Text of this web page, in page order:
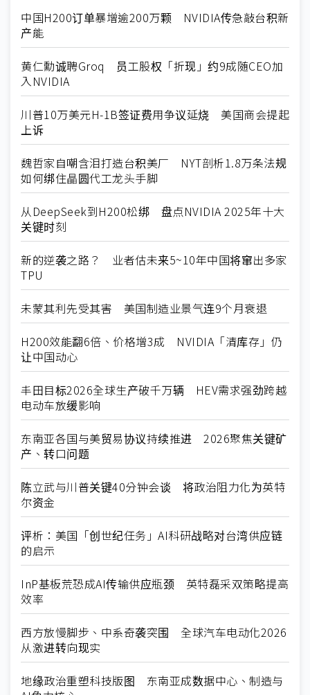
中国H200订单暴增逾200万颗 NVIDIA传急敲台积新
产能
黄仁勳诚聘Groq 员工股权「折现」约9成随CEO加
入NVIDIA
川普10万美元H-1B签证费用争议延烧 美国商会提起
上诉
魏哲家自嘲含泪打造台积美厂 NYT剖析1.8万条法规
如何绑住晶圆代工龙头手脚
从DeepSeek到H200松绑 盘点NVIDIA 2025年十大
关键时刻
新的逆袭之路？ 业者估未来5~10年中国将窜出多家
TPU
未蒙其利先受其害 美国制造业景气连9个月衰退
H200效能翻6倍、价格增3成 NVIDIA「清库存」仍
让中国动心
丰田目标2026全球生产破千万辆 HEV需求强劲跨越
电动车放缓影响
东南亚各国与美贸易协议持续推进 2026聚焦关键矿
产、转口问题
陈立武与川普关键40分钟会谈 将政治阻力化为英特
尔资金
评析：美国「创世纪任务」AI科研战略对台湾供应链
的启示
InP基板荒恐成AI传输供应瓶颈 英特磊采双策略提高
效率
西方放慢脚步、中系奇袭突围 全球汽车电动化2026
从激进转向现实
地缘政治重塑科技版图 东南亚成数据中心、制造与